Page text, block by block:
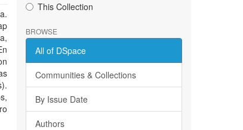
This Collection
BROWSE
All of DSpace
Communities & Collections
By Issue Date
Authors